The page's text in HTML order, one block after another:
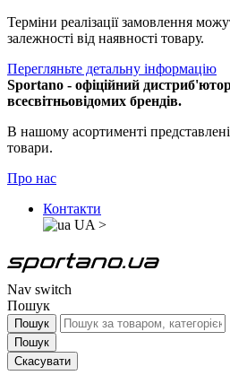
Терміни реалізації замовлення
залежності від наявності товару.
Перегляньте детальну інформацію
Sportano - офіційний
всесвітньовідомих брендів.
В нашому асортименті
товари.
Про нас
Контакти
UA >
Nav switch
Пошук
Пошук
Пошук
Скасувати